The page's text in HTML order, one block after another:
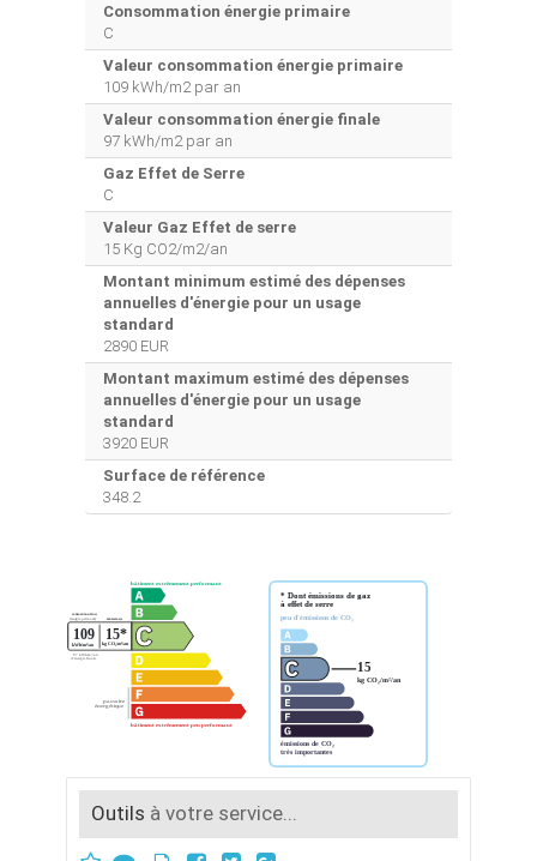
Consommation énergie primaire
C
Valeur consommation énergie primaire
109 kWh/m2 par an
Valeur consommation énergie finale
97 kWh/m2 par an
Gaz Effet de Serre
C
Valeur Gaz Effet de serre
15 Kg CO2/m2/an
Montant minimum estimé des dépenses
annuelles d'énergie pour un usage
standard
2890 EUR
Montant maximum estimé des dépenses
annuelles d'énergie pour un usage
standard
3920 EUR
Surface de référence
348.2
Outils à votre service...